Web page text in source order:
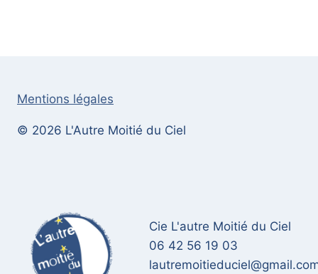
Mentions légales
© 2026 L'Autre Moitié du Ciel
Cie L'autre Moitié du Ciel
06 42 56 19 03